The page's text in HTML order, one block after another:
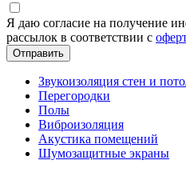
Я даю согласие на получение
рассылок в соответствии с
Звукоизоляция стен и
Перегородки
Полы
Виброизоляция
Акустика помещений
Шумозащитные экраны